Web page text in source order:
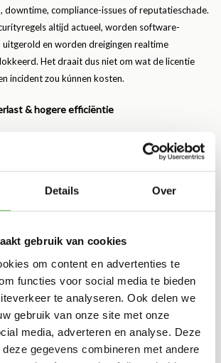
Details Over
gebruik van cookies
om content en advertenties te
functies voor social media te bieden
te analyseren. Ook delen we
gebruik van onze site met onze
media, adverteren en analyse. Deze
gegevens combineren met andere
downtime, compliance-issues of reputatieschade.
altijd actueel, worden software-
en worden dreigingen realtime
Het draait dus niet om wat de licentie
incident zou kúnnen kosten.
& hogere efficiëntie
Met Meraki beheer je alle apparaten
Kun je instellingen in minuten aanpassen in plaats
geautomatiseerd. Door deze efficiëntie
van per apparaat, per jaar, met looptijden tot 10
betekent dit volledig voorspelbare kosten, geen
en geen dure vervangingen van
firmware.
en toekomstbestendigheid